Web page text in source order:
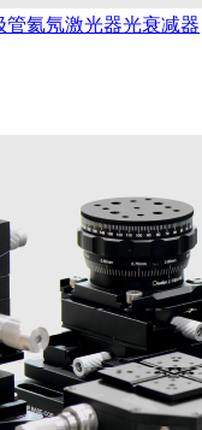
管氦氖激光器光衰减器